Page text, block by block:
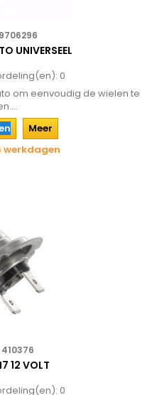
9706296
UNIVERSEEL
0
om eenvoudig de wielen te
Meer
werkdagen
410376
12 VOLT
0